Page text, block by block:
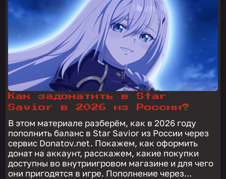
Как задонатить в Star
Savior в 2026 из России?
В этом материале разберём, как в 2026 году
пополнить баланс в Star Savior из России через
сервис Donatov.net. Покажем, как оформить
донат на аккаунт, расскажем, какие покупки
доступны во внутриигровом магазине и для чего
они пригодятся в игре. Пополнение через...